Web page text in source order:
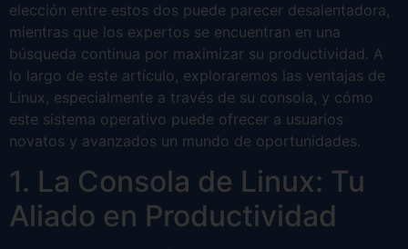
elección entre estos dos puede parecer desalentadora,
mientras que los expertos se encuentran en una
búsqueda continua por maximizar su productividad. A
lo largo de este artículo, exploraremos las ventajas de
Linux, especialmente a través de su consola, y cómo
este sistema operativo puede ofrecer a usuarios
novatos y avanzados un mundo de oportunidades.
1. La Consola de Linux: Tu
Aliado en Productividad